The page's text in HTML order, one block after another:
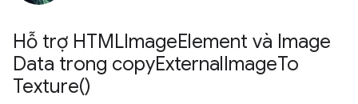
Hỗ trợ HTMLImageElement và Image
Data trong copyExternalImageTo
Texture()